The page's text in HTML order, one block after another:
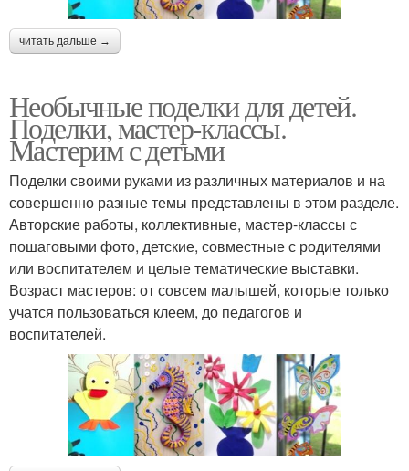
читать дальше →
Необычные поделки для детей.
Поделки, мастер-классы.
Мастерим с детьми
Поделки своими руками из различных материалов и на
совершенно разные темы представлены в этом разделе.
Авторские работы, коллективные, мастер-классы с
пошаговыми фото, детские, совместные с родителями
или воспитателем и целые тематические выставки.
Возраст мастеров: от совсем малышей, которые только
учатся пользоваться клеем, до педагогов и
воспитателей.